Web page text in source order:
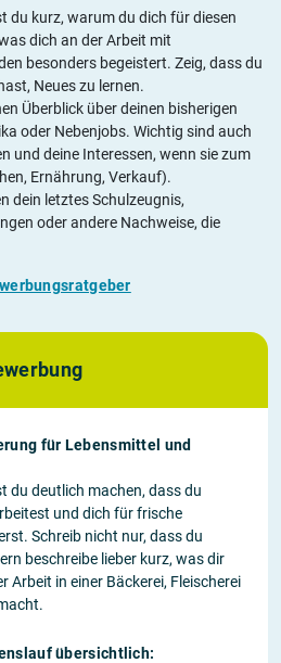
du kurz, warum du dich für diesen
dich an der Arbeit mit
besonders begeistert. Zeig, dass du
Neues zu lernen.
Überblick über deinen bisherigen
oder Nebenjobs. Wichtig sind auch
und deine Interessen, wenn sie zum
Ernährung, Verkauf).
dein letztes Schulzeugnis,
oder andere Nachweise, die
für Lebensmittel und
du deutlich machen, dass du
und dich für frische
Schreib nicht nur, dass du
beschreibe lieber kurz, was dir
Arbeit in einer Bäckerei, Fleischerei
übersichtlich: